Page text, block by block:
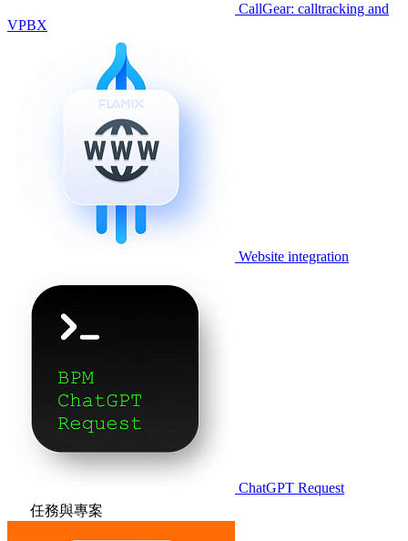
CallGear: calltracking and
VPBX
Website integration
ChatGPT Request
任務與專案